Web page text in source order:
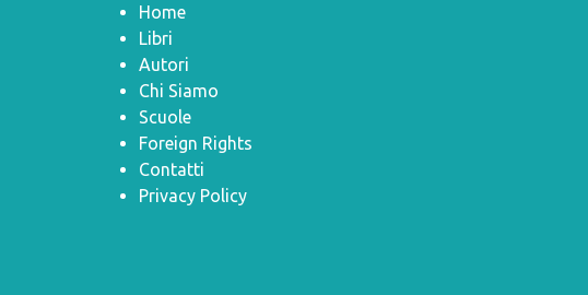
Home
Libri
Autori
Chi Siamo
Scuole
Foreign Rights
Contatti
Privacy Policy